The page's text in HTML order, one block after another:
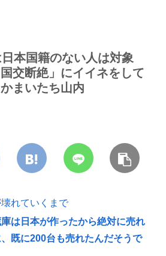
日本国籍のない人は対象
交断絶」にイイネをして
まいたち山内
れていくまで
は日本が作ったから絶対に売れ
既に200台も売れたんだそうで